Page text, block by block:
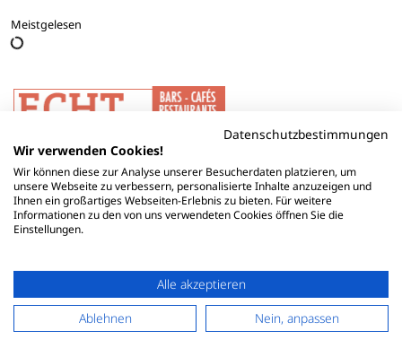
Meistgelesen
Datenschutzbestimmungen
Wir verwenden Cookies!
Wir können diese zur Analyse unserer Besucherdaten platzieren, um
unsere Webseite zu verbessern, personalisierte Inhalte anzuzeigen und
Ihnen ein großartiges Webseiten-Erlebnis zu bieten. Für weitere
Informationen zu den von uns verwendeten Cookies öffnen Sie die
Einstellungen.
Alle akzeptieren
Ablehnen
Nein, anpassen